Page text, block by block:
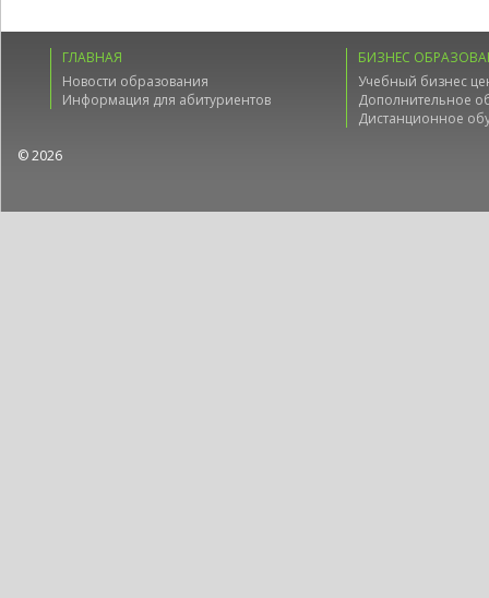
ГЛАВНАЯ
Новости образования
Информация для абитуриентов
БИЗНЕС
Учебный бизнес
Дополнительное
Дистанционное
© 2026